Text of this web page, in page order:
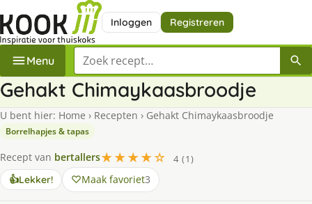
Inloggen Registreren
Menu Zoek een recept
Gehakt Chimaykaasbroodje
U bent hier: Home › Recepten › Gehakt Chimaykaasbroodje
Borrelhapjes & tapas
Recept van bertallers★★★★☆
4 (1)
👍Lekker! Maak favoriet3